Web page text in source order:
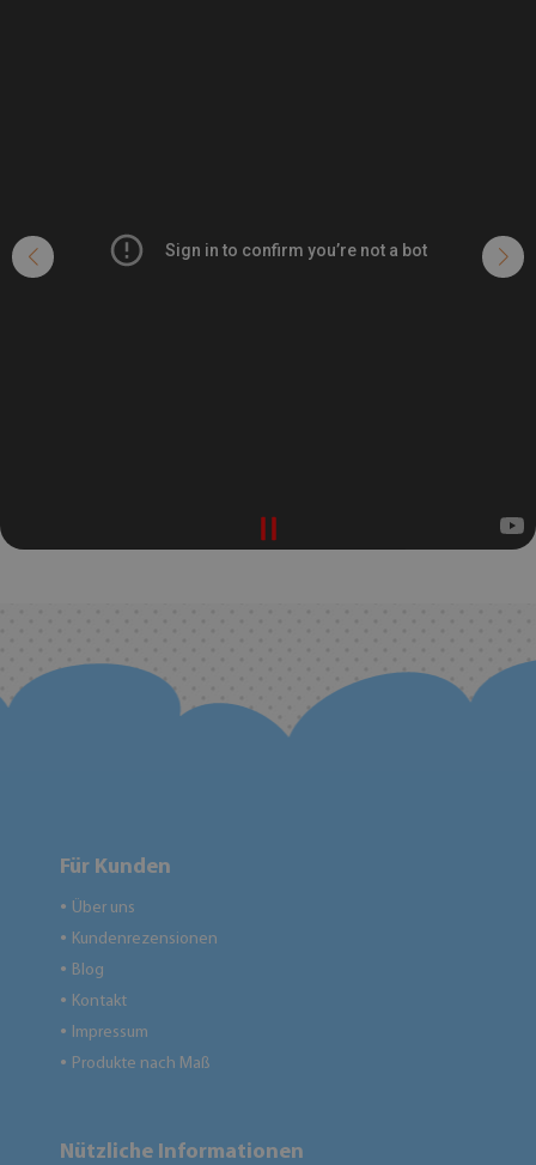
Für Kunden
● Über uns
● Kundenrezensionen
● Blog
● Kontakt
● Impressum
● Produkte nach Maß
Nützliche Informationen